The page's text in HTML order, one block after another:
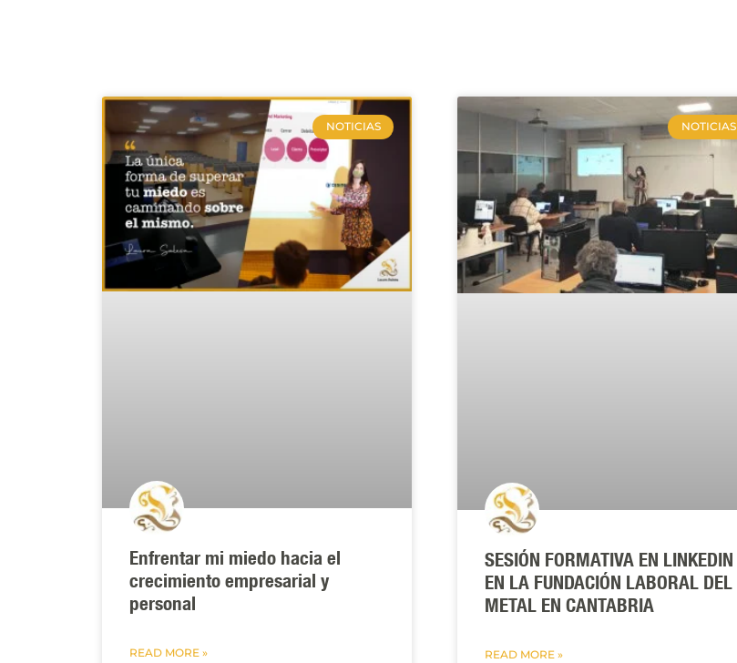
NOTICIAS
Enfrentar mi miedo hacia el
crecimiento empresarial y
personal
READ MORE »
NOTICIAS
SESIÓN FORMATIVA EN LINKEDIN
EN LA FUNDACIÓN LABORAL DEL
METAL EN CANTABRIA
READ MORE »